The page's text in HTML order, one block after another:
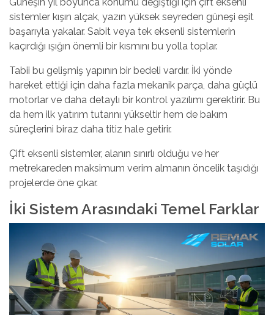
sistemler kışın alçak, yazın yüksek seyreden güneşi eşit
başarıyla yakalar. Sabit veya tek eksenli sistemlerin
kaçırdığı ışığın önemli bir kısmını bu yolla toplar.
Tabii bu gelişmiş yapının bir bedeli vardır. İki yönde
hareket ettiği için daha fazla mekanik parça, daha güçlü
motorlar ve daha detaylı bir kontrol yazılımı gerektirir. Bu
da hem ilk yatırım tutarını yükseltir hem de bakım
süreçlerini biraz daha titiz hale getirir.
Çift eksenli sistemler, alanın sınırlı olduğu ve her
metrekareden maksimum verim almanın öncelik taşıdığı
projelerde öne çıkar.
İki Sistem Arasındaki Temel Farklar